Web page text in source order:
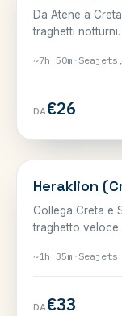
Da Atene a
traghetti notturni.
~7h 50m ·
DA€26
CRETA
Heraklion
Collega Creta e
traghetto veloce.
~1h 35m · Seajets
DA€33